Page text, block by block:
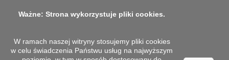
Ważne: Strona wykorzystuje pliki cookies.
W ramach naszej witryny stosujemy pliki cookies
w celu świadczenia Państwu usług na najwyższym